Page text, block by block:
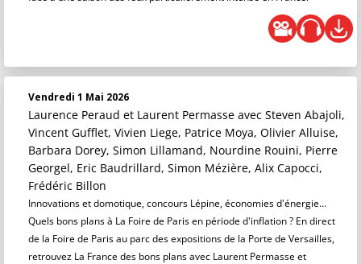
Vendredi 1 Mai 2026
Laurence Peraud et Laurent Permasse avec Steven Abajoli,
Vincent Gufflet, Vivien Liege, Patrice Moya, Olivier Alluise,
Barbara Dorey, Simon Lillamand, Nourdine Rouini, Pierre
Georgel, Eric Baudrillard, Simon Mézière, Alix Capocci,
Frédéric Billon
Innovations et domotique, concours Lépine, économies d'énergie...
Quels bons plans à La Foire de Paris en période d'inflation ? En direct
de la Foire de Paris au parc des expositions de la Porte de Versailles,
retrouvez La France des bons plans avec Laurent Permasse et